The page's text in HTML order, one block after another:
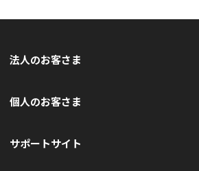
法人のお客さま
個人のお客さま
サポートサイト